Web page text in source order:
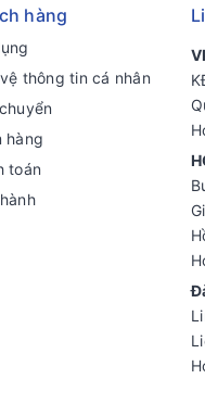
hàng
thông tin cá nhân
hàng
toán